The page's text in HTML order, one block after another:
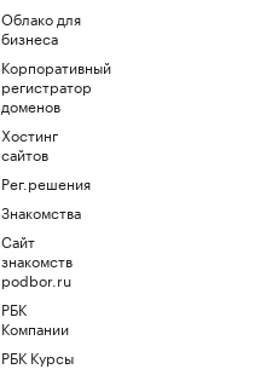
Облако для
бизнеса
Корпоративный
регистратор
доменов
Хостинг
сайтов
Рег.решения
Знакомства
Сайт
знакомств
podbor.ru
РБК
Компании
РБК Курсы